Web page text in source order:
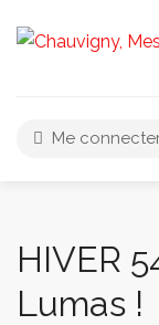
Me
HIVER
Lumas !